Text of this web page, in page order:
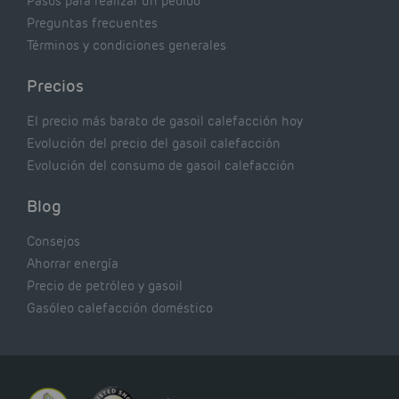
Preguntas frecuentes
Términos y condiciones generales
Precios
El precio más barato de gasoil calefacción hoy
Evolución del precio del gasoil calefacción
Evolución del consumo de gasoil calefacción
Blog
Consejos
Ahorrar energía
Precio de petróleo y gasoil
Gasóleo calefacción doméstico